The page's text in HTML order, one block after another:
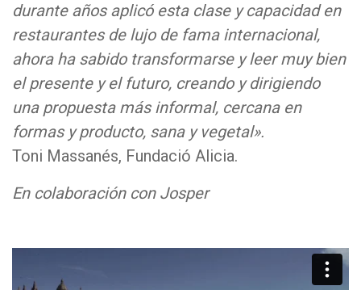
durante años aplicó esta clase y capacidad en
restaurantes de lujo de fama internacional,
ahora ha sabido transformarse y leer muy bien
el presente y el futuro, creando y dirigiendo
una propuesta más informal, cercana en
formas y producto, sana y vegetal».
Toni Massanés, Fundació Alicia.
En colaboración con Josper